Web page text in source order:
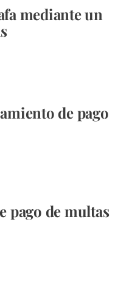
mediante un
de pago
pago de multas